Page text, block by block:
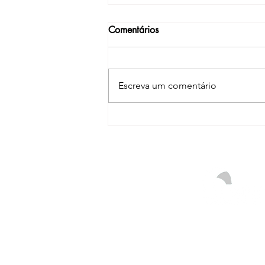
no diagnóstico precoce
Comentários
Escreva um comentário